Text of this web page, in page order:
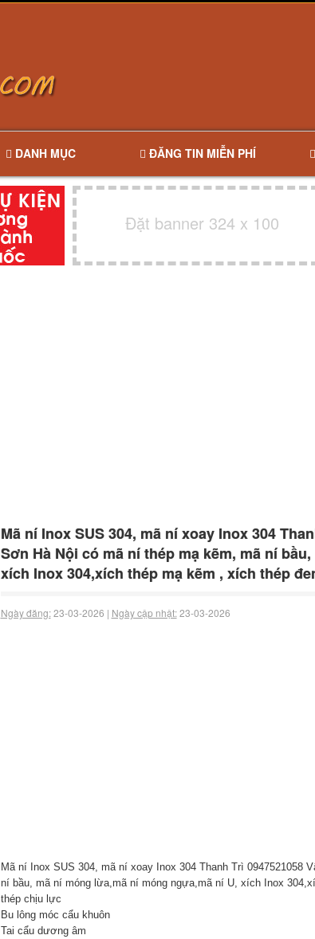
DANH MỤC ĐĂNG TIN MIỄN PHÍ
Đặt banner 324 x 100
Mã ní Inox SUS 304, mã ní xoay Inox 304
Sơn Hà Nội có mã ní thép mạ kẽm, mã ní
xích Inox 304,xích thép mạ kẽm , xích thép
Ngày đăng:23-03-2026 | Ngày cập nhật:23-03-2026
Mã ní Inox SUS 304, mã ní xoay Inox 304 Thanh Trì
ní bầu, mã ní móng lừa,mã ní móng ngựa,mã ní U, xích Inox
thép chịu lực
Bu lông móc cẩu khuôn
Tai cẩu dương âm